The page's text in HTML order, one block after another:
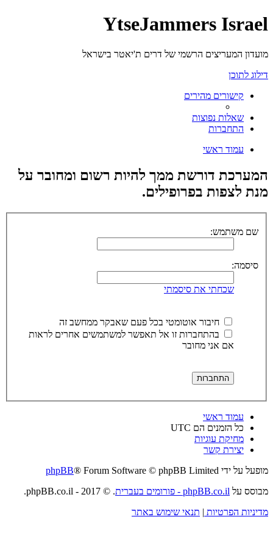
YtseJammers Israel
מועדון המעריצים הרשמי של דרים ת'יאטר בישראל
דילוג לתוכן
קישורים מהירים
שאלות נפוצות
התחברות
עמוד ראשי
המערכת דורשת ממך להיות רשום ומחובר על
מנת לצפות בפרופילים.
שם משתמש:
סיסמה:
שכחתי את סיסמתי
חיבור אוטומטי בכל פעם שאבקר ממחשב זה
בהתחברות זו אל תאפשר למשתמשים אחרים לראות
אם אני מחובר
עמוד ראשי
כל הזמנים הם UTC
מחיקת עוגיות
יצירת קשר
מופעל על ידי
phpBB® Forum Software © phpBB Limited
מבוסס על phpBB.co.il - פורומים בעברית
. © 2017 - phpBB.co.il.
מדיניות הפרטיות | תנאי שימוש באתר